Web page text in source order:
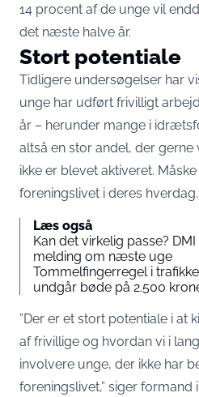
14 procent af de unge vil
det næste halve år.
Stort potentiale
Tidligere undersøgelser har
unge har udført frivilligt
år – herunder mange i
altså en stor andel, der
ikke er blevet aktiveret.
foreningslivet i deres hverdag.
Læs også
Kan det virkelig passe?
melding om næste uge
Tommelfingerregel i
undgår bøde på 2.500
”Der er et stort potentiale i at
af frivillige og hvordan vi i
involvere unge, der ikke har
foreningslivet,” siger formand